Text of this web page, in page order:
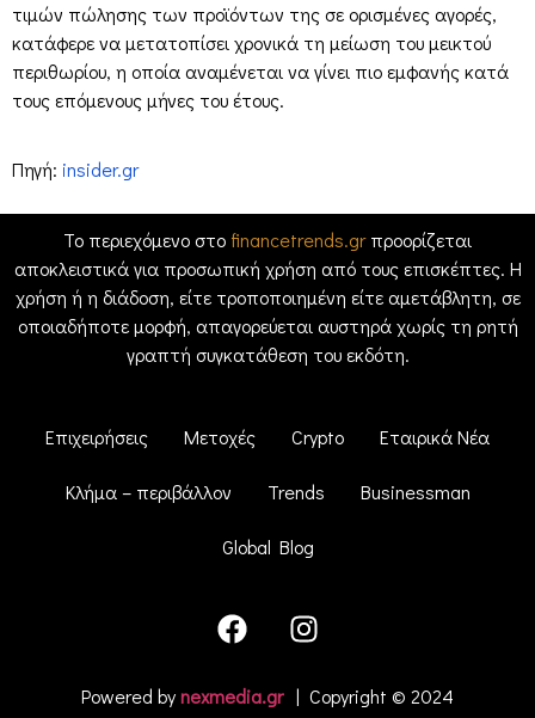
τιμών πώλησης των προϊόντων της σε ορισμένες αγορές,
κατάφερε να μετατοπίσει χρονικά τη μείωση του μεικτού
περιθωρίου, η οποία αναμένεται να γίνει πιο εμφανής κατά
τους επόμενους μήνες του έτους.
Πηγή: insider.gr
Το περιεχόμενο στο financetrends.grπροορίζεται
αποκλειστικά για προσωπική χρήση από τους επισκέπτες. Η
χρήση ή η διάδοση, είτε τροποποιημένη είτε αμετάβλητη, σε
οποιαδήποτε μορφή, απαγορεύεται αυστηρά χωρίς τη ρητή
γραπτή συγκατάθεση του εκδότη.
Επιχειρήσεις Μετοχές Crypto Εταιρικά Νέα
Κλήμα – περιβάλλον Trends Businessman
Global Blog
Powered bynexmedia.gr| Copyright © 2024